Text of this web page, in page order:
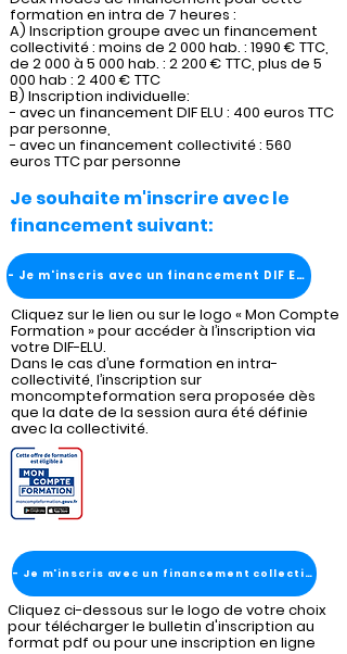
formation en intra de 7 heures :
A) Inscription groupe avec un financement
collectivité : moins de 2 000 hab. : 1990 € TTC,
de 2 000 à 5 000 hab. : 2 200 € TTC, plus de 5
000 hab : 2 400 € TTC
B) Inscription individuelle:
- avec un financement DIF ELU : 400 euros TTC
par personne,
- avec un financement collectivité : 560
euros TTC par personne
Je souhaite m'inscrire avec le
financement suivant:
- Je m'inscris avec un financement DIF ELU
Cliquez sur le lien ou sur le logo « Mon Compte
Formation » pour accéder à l’inscription via
votre DIF-ELU.
Dans le cas d’une formation en intra-
collectivité, l’inscription sur
moncompteformation sera proposée dès
que la date de la session aura été définie
avec la collectivité.
- Je m'inscris avec un financement collectivité
Cliquez ci-dessous sur le logo de votre choix
pour télécharger le bulletin d'inscription au
format pdf ou pour une inscription en ligne